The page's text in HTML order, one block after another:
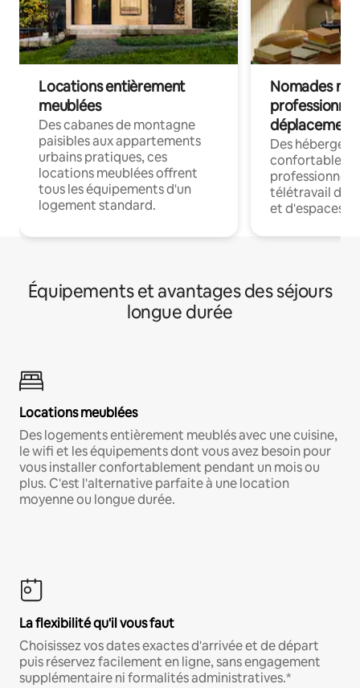
Locations entièrement
meublées
Des cabanes de montagne
paisibles aux appartements
urbains pratiques, ces
locations meublées offrent
tous les équipements d'un
logement standard.
Nomades
déplacement
Des
confortables
professionnels
télétravail
et d'espaces
Équipements et avantages des séjours
longue durée
Locations meublées
Des logements entièrement meublés avec une cuisine,
le wifi et les équipements dont vous avez besoin pour
vous installer confortablement pendant un mois ou
plus. C'est l'alternative parfaite à une location
moyenne ou longue durée.
La flexibilité qu'il vous faut
Choisissez vos dates exactes d'arrivée et de départ
puis réservez facilement en ligne, sans engagement
supplémentaire ni formalités administratives.*